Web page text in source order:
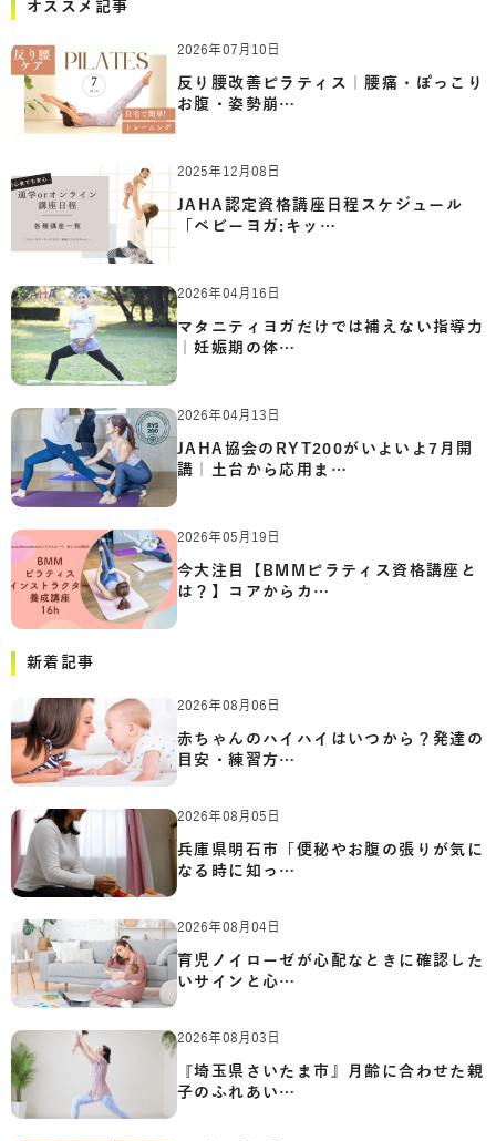
オススメ記事
2026年07月10日
反り腰改善ピラティス｜腰痛・ぽっこり
お腹・姿勢崩…
2025年12月08日
JAHA認定資格講座日程スケジュール
「ベビーヨガ:キッ…
2026年04月16日
マタニティヨガだけでは補えない指導力
｜妊娠期の体…
2026年04月13日
JAHA協会のRYT200がいよいよ7月開
講｜土台から応用ま…
2026年05月19日
今大注目【BMMピラティス資格講座と
は？】コアからカ…
新着記事
2026年08月06日
赤ちゃんのハイハイはいつから？発達の
目安・練習方…
2026年08月05日
兵庫県明石市「便秘やお腹の張りが気に
なる時に知っ…
2026年08月04日
育児ノイローゼが心配なときに確認した
いサインと心…
2026年08月03日
『埼玉県さいたま市』月齢に合わせた親
子のふれあい…